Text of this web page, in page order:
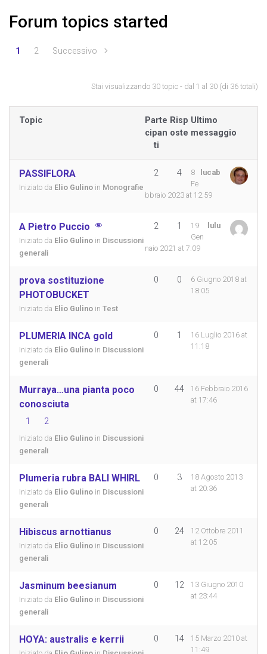
Forum topics started
1 2 Successivo
Stai visualizzando 30 topic - dal 1 al 30 (di 36 totali)
Topic
Parte
cipan
ti
Risp
oste
Ultimo
messaggio
PASSIFLORA
Iniziato da Elio Gulino in Monografie
2 4 lucab
8
Fe
bbraio 2023 at 12:59
A Pietro Puccio
Iniziato da Elio Gulino in Discussioni
generali
2 1 lulu
19
Gen
naio 2021 at 7:09
prova sostituzione
PHOTOBUCKET
Iniziato da Elio Gulino in Test
0 0
6 Giugno 2018 at
18:05
PLUMERIA INCA gold
Iniziato da Elio Gulino in Discussioni
generali
0 1
16 Luglio 2016 at
11:18
Murraya…una pianta poco
conosciuta
1 2
Iniziato da Elio Gulino in Discussioni
generali
0 44
16 Febbraio 2016
at 17:46
Plumeria rubra BALI WHIRL
Iniziato da Elio Gulino in Discussioni
generali
0 3
18 Agosto 2013
at 20:36
Hibiscus arnottianus
Iniziato da Elio Gulino in Discussioni
generali
0 24
12 Ottobre 2011
at 12:05
Jasminum beesianum
Iniziato da Elio Gulino in Discussioni
generali
0 12
13 Giugno 2010
at 23:44
HOYA: australis e kerrii 0 14
15 Marzo 2010 at
11:49